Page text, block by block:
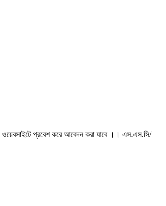
ওয়েবসাইটে প্রবেশ করে আবেদন করা যাবে ।। এস.এস.সি/